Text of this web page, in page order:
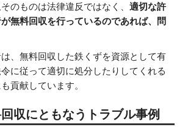
混合廃棄物A
のものは法律違反ではなく、適切な許
無料回収を行っているのであれば、問
、無料回収した鉄くずを資源として有
に従って適切に処分したりしてくれる
貢献しています。
収にともなうトラブル事例